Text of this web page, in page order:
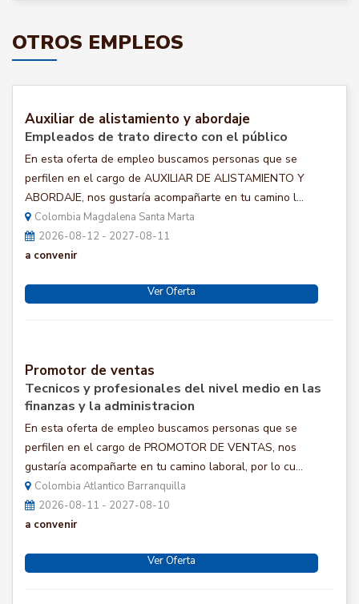
OTROS EMPLEOS
Auxiliar de alistamiento y abordaje
Empleados de trato directo con el público
En esta oferta de empleo buscamos personas que se
perfilen en el cargo de AUXILIAR DE ALISTAMIENTO Y
ABORDAJE, nos gustaría acompañarte en tu camino l...
Colombia Magdalena Santa Marta
2026-08-12 - 2027-08-11
a convenir
Ver Oferta
Promotor de ventas
Tecnicos y profesionales del nivel medio en las
finanzas y la administracion
En esta oferta de empleo buscamos personas que se
perfilen en el cargo de PROMOTOR DE VENTAS, nos
gustaría acompañarte en tu camino laboral, por lo cu...
Colombia Atlantico Barranquilla
2026-08-11 - 2027-08-10
a convenir
Ver Oferta